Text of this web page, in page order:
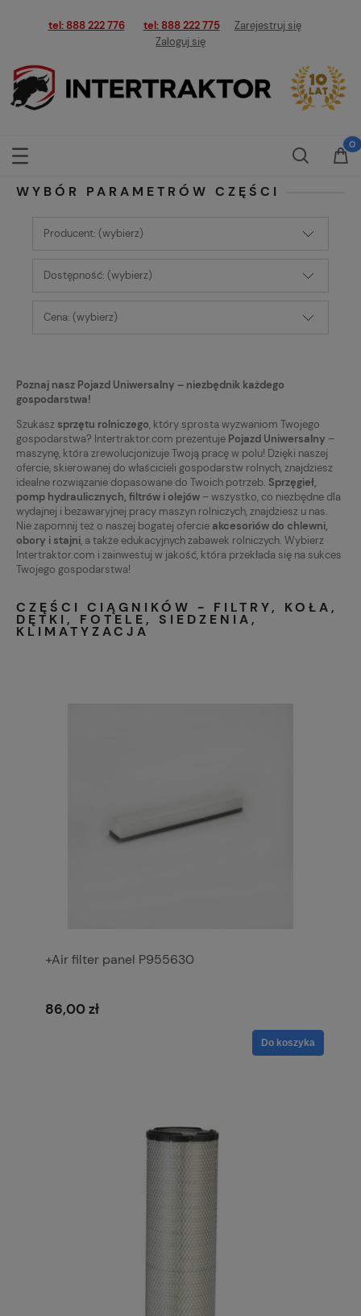
tel: 888 222 776 tel: 888 222 775
Zarejestruj się
Zaloguj się
WYBÓR PARAMETRÓW CZĘŚCI
Producent: (wybierz)
Dostępność: (wybierz)
Cena: (wybierz)
Poznaj nasz Pojazd Uniwersalny – niezbędnik każdego
gospodarstwa!
Szukasz sprzętu rolniczego, który sprosta wyzwaniom Twojego
gospodarstwa? Intertraktor.com prezentuje Pojazd Uniwersalny –
maszynę, która zrewolucjonizuje Twoją pracę w polu! Dzięki naszej
ofercie, skierowanej do właścicieli gospodarstw rolnych, znajdziesz
idealne rozwiązanie dopasowane do Twoich potrzeb. Sprzęgieł,
pomp hydraulicznych, filtrów i olejów – wszystko, co niezbędne dla
wydajnej i bezawaryjnej pracy maszyn rolniczych, znajdziesz u nas.
Nie zapomnij też o naszej bogatej ofercie akcesoriów do chlewni,
obory i stajni, a także edukacyjnych zabawek rolniczych. Wybierz
Intertraktor.com i zainwestuj w jakość, która przekłada się na sukces
Twojego gospodarstwa!
CZĘŚCI CIĄGNIKÓW - FILTRY, KOŁA,
DĘTKI, FOTELE, SIEDZENIA,
KLIMATYZACJA
+Air filter panel P955630
86,00 zł
Do koszyka